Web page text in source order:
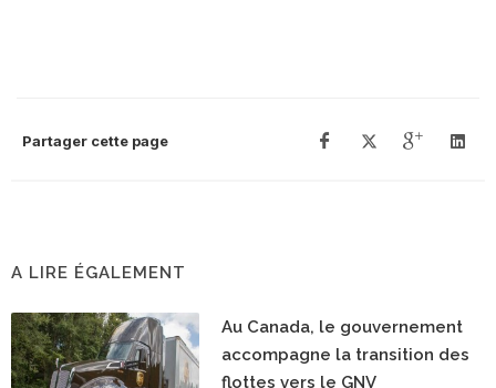
Partager cette page
A LIRE ÉGALEMENT
Au Canada, le gouvernement
accompagne la transition des
flottes vers le GNV